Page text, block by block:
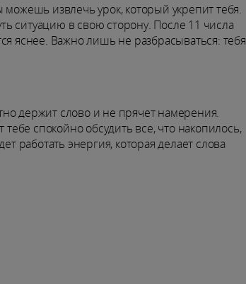
извлечь урок, который укрепит тебя.
ситуацию в свою сторону. После 11 числа
яснее. Важно лишь не разбрасываться: тебя
держит слово и не прячет намерения.
спокойно обсудить все, что накопилось,
работать энергия, которая делает слова